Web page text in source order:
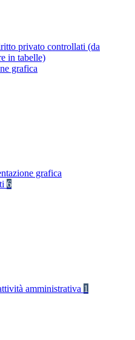
privato controllati (da
in tabelle)
grafica
grafica
6
amministrativa 1